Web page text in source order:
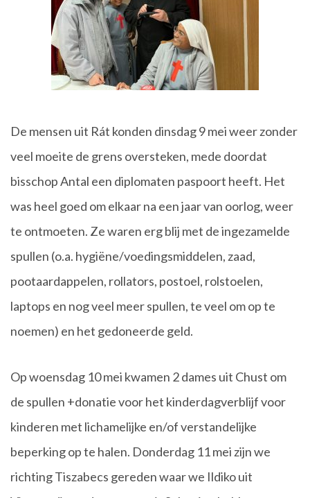
De mensen uit Rát konden dinsdag 9 mei weer zonder
veel moeite de grens oversteken, mede doordat
bisschop Antal een diplomaten paspoort heeft. Het
was heel goed om elkaar na een jaar van oorlog, weer
te ontmoeten. Ze waren erg blij met de ingezamelde
spullen (o.a. hygiëne/voedingsmiddelen, zaad,
pootaardappelen, rollators, postoel, rolstoelen,
laptops en nog veel meer spullen, te veel om op te
noemen) en het gedoneerde geld.
Op woensdag 10 mei kwamen 2 dames uit Chust om
de spullen +donatie voor het kinderdagverblijf voor
kinderen met lichamelijke en/of verstandelijke
beperking op te halen. Donderdag 11 mei zijn we
richting Tiszabecs gereden waar we Ildiko uit